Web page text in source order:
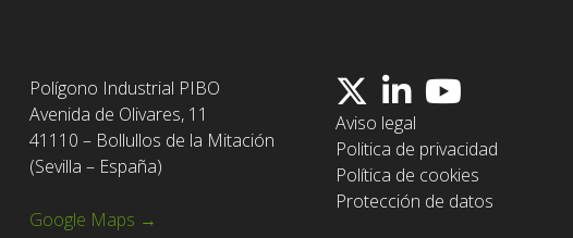
Polígono Industrial PIBO
Avenida de Olivares, 11
41110 – Bollullos de la Mitación
(Sevilla – España)
Google Maps →
Aviso legal
Politica de privacidad
Política de cookies
Protección de datos